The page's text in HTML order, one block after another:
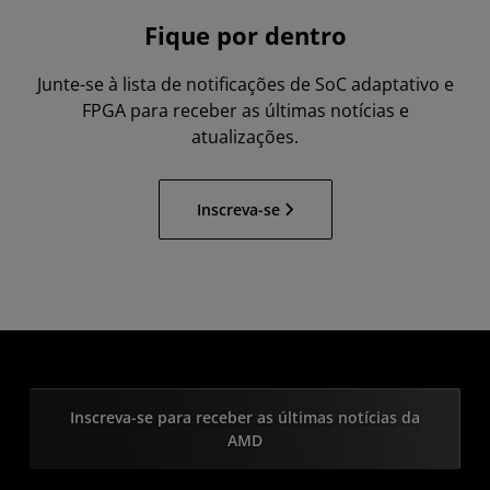
Fique por dentro
Junte-se à lista de notificações de SoC adaptativo e
FPGA para receber as últimas notícias e
atualizações.
Inscreva-se
Inscreva-se para receber as últimas notícias da
AMD